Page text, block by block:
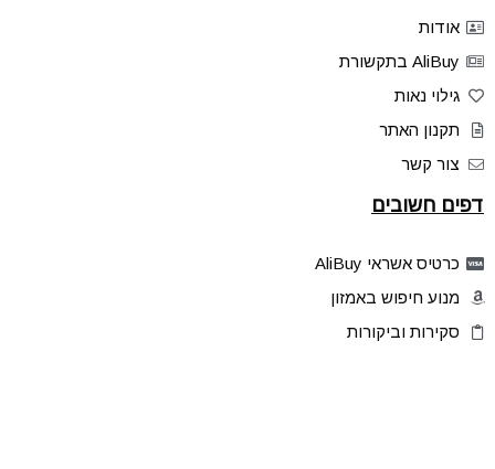
אודות
AliBuy בתקשורת
גילוי נאות
תקנון האתר
צור קשר
דפים חשובים
כרטיס אשראי AliBuy
מנוע חיפוש באמזון
סקירות וביקורות